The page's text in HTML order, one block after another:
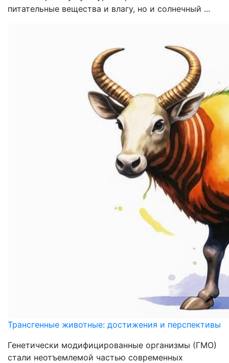
питательные вещества и влагу, но и солнечный ...
Трансгенные животные: достижения и перспективы
Генетически модифицированные организмы (ГМО)
стали неотъемлемой частью современных